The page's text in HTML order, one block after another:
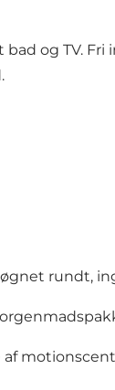
og TV.
rundt,
af